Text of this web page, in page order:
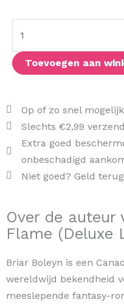
Flame
(Deluxe
Limited
aantal
Toevoegen aan
Op of zo snel
Slechts €2,99
Extra goed
onbeschadigd
Niet goed? Geld
Over de auteur
Flame (Deluxe
Briar Boleyn is een
wereldwijd bekendheid
meeslepende fantasy-